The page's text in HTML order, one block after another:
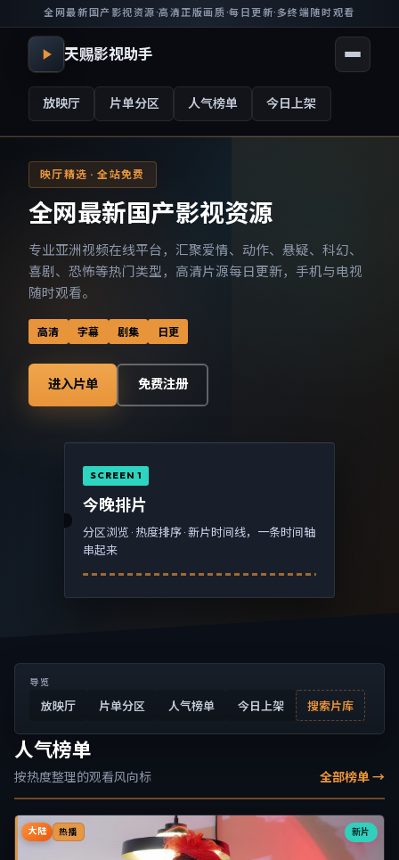
全网最新国产影视资源·高清正版画质·每日更新· 多终端随时观看
天赐影视助手
放映厅 片单分区 人气榜单 今日上架
映厅精选 · 全站免费
全网最新国产影视资源
专业亚洲视频在线平台，汇聚爱情、动作、悬疑、科幻、
喜剧、恐怖等热门类型，高清片源每日更新，手机与电视
随时观看。
高清 字幕 剧集 日更
进入片单 免费注册
SCREEN 1
今晚排片
分区浏览 · 热度排序 · 新片时间线，一条时间轴
串起来
导览
放映厅 片单分区 人气榜单 今日上架 搜索片库
人气榜单
按热度整理的观看风向标 全部榜单 →
新片
大陆 热播